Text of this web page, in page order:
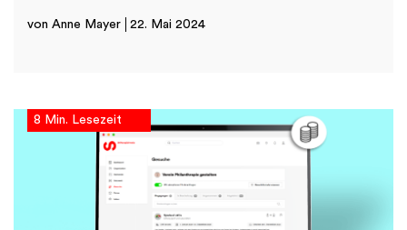
von Anne Mayer 22. Mai 2024
8 Min. Lesezeit